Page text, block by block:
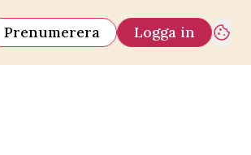
Prenumerera Logga in